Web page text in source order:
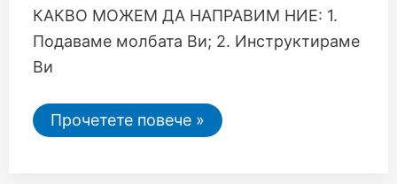
КАКВО МОЖЕМ ДА НАПРАВИМ НИЕ: 1.
Подаваме молбата Ви; 2. Инструктираме
Ви
Прочетете повече »